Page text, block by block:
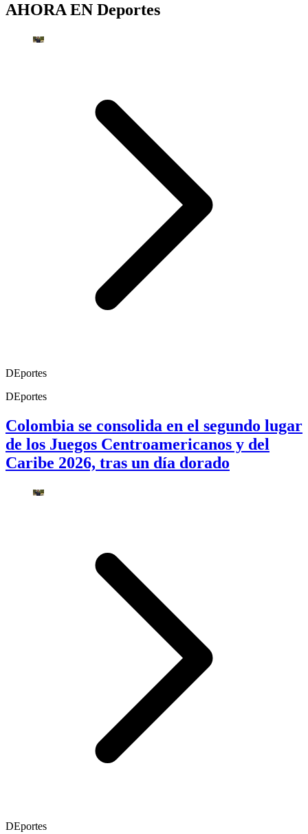
AHORA EN Deportes
DEportes
DEportes
Colombia se consolida en el segundo lugar
de los Juegos Centroamericanos y del
Caribe 2026, tras un día dorado
DEportes